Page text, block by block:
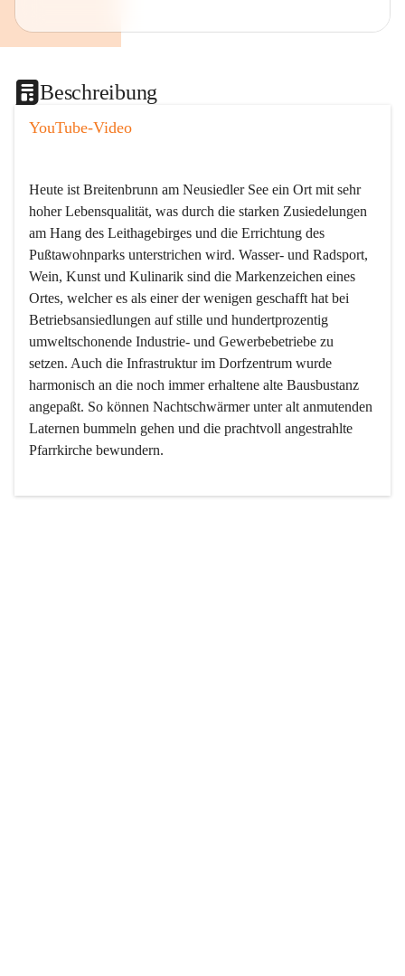
Beschreibung
YouTube-Video
Heute ist Breitenbrunn am Neusiedler See ein Ort mit sehr
hoher Lebensqualität, was durch die starken Zusiedelungen
am Hang des Leithagebirges und die Errichtung des
Pußtawohnparks unterstrichen wird. Wasser- und Radsport,
Wein, Kunst und Kulinarik sind die Markenzeichen eines
Ortes, welcher es als einer der wenigen geschafft hat bei
Betriebsansiedlungen auf stille und hundertprozentig
umweltschonende Industrie- und Gewerbebetriebe zu
setzen. Auch die Infrastruktur im Dorfzentrum wurde
harmonisch an die noch immer erhaltene alte Bausbustanz
angepaßt. So können Nachtschwärmer unter alt anmutenden
Laternen bummeln gehen und die prachtvoll angestrahlte
Pfarrkirche bewundern.
Der Weinbau dominert heute nicht mehr, ist aber integrativer